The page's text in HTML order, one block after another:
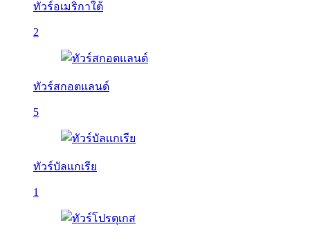
ทัวร์อเมริกาใต้
2
ทัวร์สกอตแลนด์
5
ทัวร์บัลเเกเรีย
1